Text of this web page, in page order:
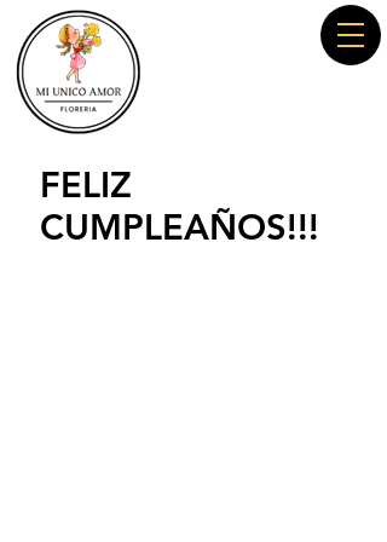
FELIZ
CUMPLEAÑOS!!!